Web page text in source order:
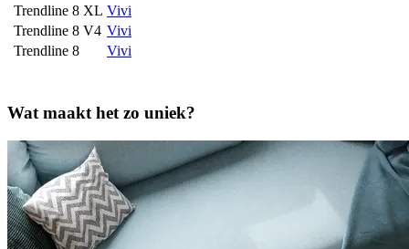
Trendline 8 XL Vivi
Trendline 8 V4 Vivi
Trendline 8
Vivi
Wat maakt het zo uniek?